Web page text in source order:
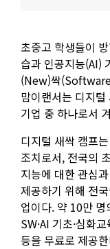
초중고 학생들이
습과 인공지능(AI)
(New)싹
맘이랜서는 디지
기업 중 하나로서
디지털 새싹 캠프
조치로서, 전국의
지능에 대한 관심
제공하기 위해 전
업이다. 약 10만
SW·AI 기초·심화
등을 무료로 제공